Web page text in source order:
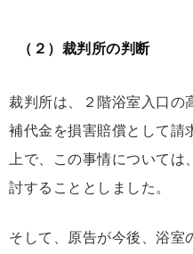
（２）裁判所の判断
裁判所は、２階浴室入口の
補代金を損害賠償として請
上で、この事情について
討することとしました。
そして、原告が今後、浴室